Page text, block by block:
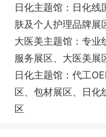
日化主题馆：日化线
肤及个人护理品牌展
大医美主题馆：专业
服务展区、大医美展
日化主题馆：代工
区、包材展区、日化
区